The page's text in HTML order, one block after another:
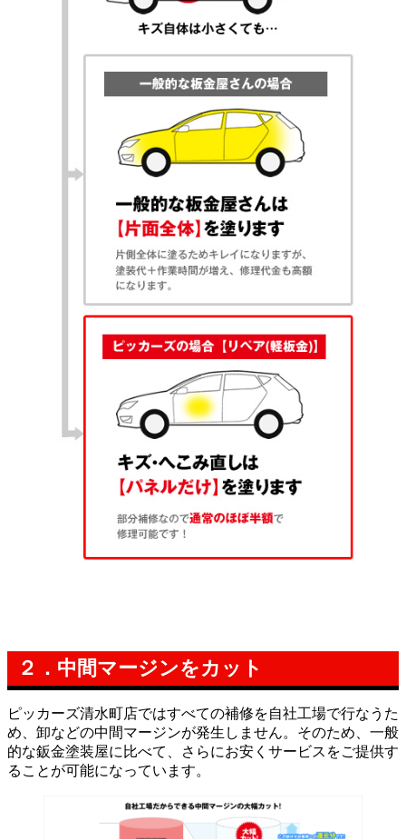
２．中間マージンをカット
ピッカーズ清水町店ではすべての補修を自社工場で行なうた
め、卸などの中間マージンが発生しません。そのため、一般
的な鈑金塗装屋に比べて、さらにお安くサービスをご提供す
ることが可能になっています。